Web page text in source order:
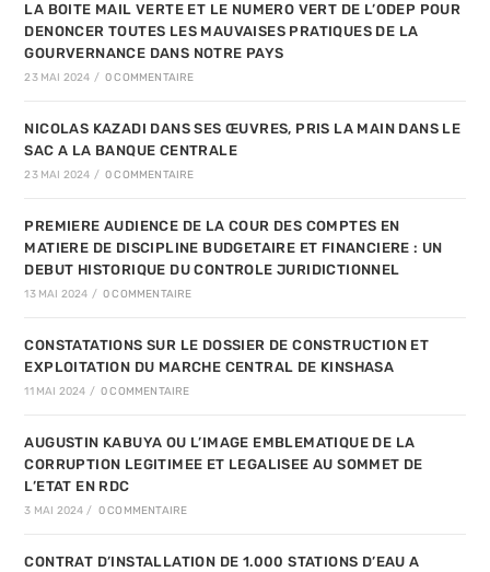
LA BOITE MAIL VERTE ET LE NUMERO VERT DE L’ODEP POUR
DENONCER TOUTES LES MAUVAISES PRATIQUES DE LA
GOURVERNANCE DANS NOTRE PAYS
23 MAI 2024 / 0 COMMENTAIRE
NICOLAS KAZADI DANS SES ŒUVRES, PRIS LA MAIN DANS LE
SAC A LA BANQUE CENTRALE
23 MAI 2024 / 0 COMMENTAIRE
PREMIERE AUDIENCE DE LA COUR DES COMPTES EN
MATIERE DE DISCIPLINE BUDGETAIRE ET FINANCIERE : UN
DEBUT HISTORIQUE DU CONTROLE JURIDICTIONNEL
13 MAI 2024 / 0 COMMENTAIRE
CONSTATATIONS SUR LE DOSSIER DE CONSTRUCTION ET
EXPLOITATION DU MARCHE CENTRAL DE KINSHASA
11 MAI 2024 / 0 COMMENTAIRE
AUGUSTIN KABUYA OU L’IMAGE EMBLEMATIQUE DE LA
CORRUPTION LEGITIMEE ET LEGALISEE AU SOMMET DE
L’ETAT EN RDC
3 MAI 2024 / 0 COMMENTAIRE
CONTRAT D’INSTALLATION DE 1.000 STATIONS D’EAU A